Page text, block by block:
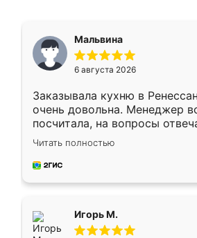
Мальвина
6 августа 2026
Заказывала кухню в
очень довольна. Менеджер
посчитала, на вопросы
Замерщик приехал в
делу со всей
за день, ребята работали
Читать полностью
Игорь М.